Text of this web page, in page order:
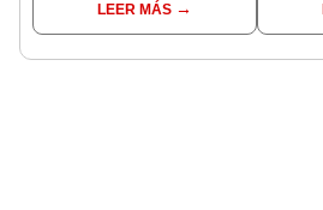
entrega de la serie
LEER MÁS